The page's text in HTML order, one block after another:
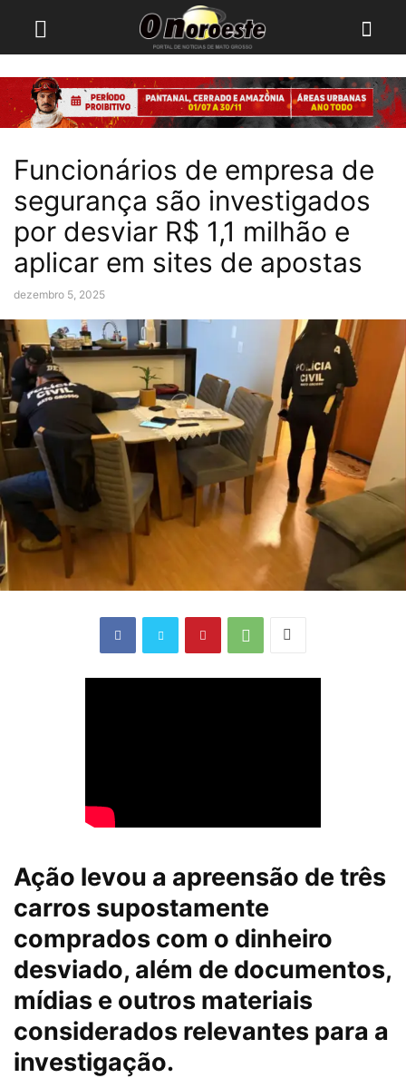
Funcionários de empresa de
segurança são investigados
por desviar R$ 1,1 milhão e
aplicar em sites de apostas
dezembro 5, 2025
Ação levou a apreensão de três
carros supostamente
comprados com o dinheiro
desviado, além de documentos,
mídias e outros materiais
considerados relevantes para a
investigação.